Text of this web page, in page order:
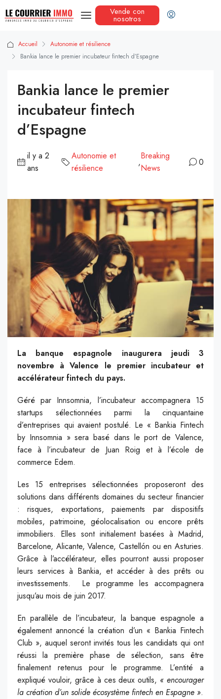
Vende con
nosotros
Accueil
Autonomie et résilience
Bankia lance le premier incubateur fintech d’Espagne
Bankia lance le premier
incubateur fintech
d’Espagne
il y a 2
ans
Autonomie et
résilience
,
Breaking
News
0
La banque espagnole inaugurera jeudi 3
novembre à Valence le premier incubateur et
accélérateur fintech du pays.
Géré par Innsomnia, l’incubateur accompagnera 15
startups sélectionnées parmi la cinquantaine
d’entreprises qui avaient postulé. Le « Bankia Fintech
by Innsomnia » sera basé dans le port de Valence,
face à l’incubateur de Juan Roig et à l’école de
commerce Edem.
Les 15 entreprises sélectionnées proposeront des
solutions dans différents domaines du secteur financier
: risques, exportations, paiements par dispositifs
mobiles, patrimoine, géolocalisation ou encore prêts
immobiliers. Elles sont initialement basées à Madrid,
Barcelone, Alicante, Valence, Castellón ou en Asturies.
Grâce à l’accélérateur, elles pourront aussi proposer
leurs services à Bankia, et accéder à des prêts ou
investissements. Le programme les accompagnera
jusqu’au mois de juin 2017.
En parallèle de l’incubateur, la banque espagnole a
également annoncé la création d’un « Bankia Fintech
Club », auquel seront invités tous les candidats qui ont
réussi la première phase de sélection, sans être
finalement retenus pour le programme. L’entité a
expliqué vouloir, grâce à ces deux outils, « encourager
la création d’un solide écosystème fintech en Espagne ».